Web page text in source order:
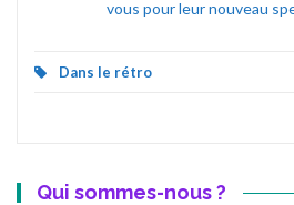
vous pour leur nouveau
Dans le rétro
Qui sommes-nous ?